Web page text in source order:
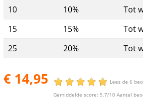
10
10%
Tot
15
15%
Tot
25
20% Tot
€ 14,95
Lees de 6
Gemiddelde score:9.7/10 Aantal